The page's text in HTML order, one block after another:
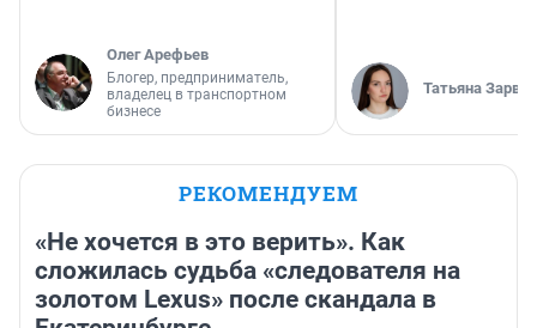
Олег Арефьев
Блогер, предприниматель,
владелец в транспортном
бизнесе
Татьяна Зарва
РЕКОМЕНДУЕМ
«Не хочется в это верить». Как
сложилась судьба «следователя на
золотом Lexus» после скандала в